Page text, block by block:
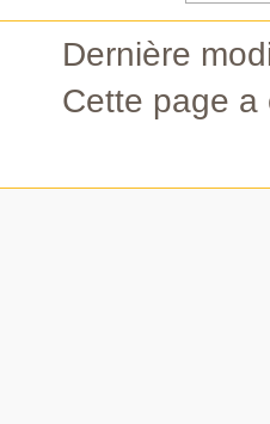
Dernière
Cette page a